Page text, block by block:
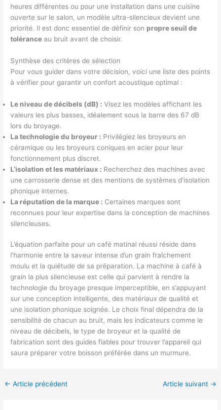
heures différentes ou pour une installation dans une cuisine
ouverte sur le salon, un modèle ultra-silencieux devient une
priorité. Il est donc essentiel de définir son propre seuil de
tolérance au bruit avant de choisir.
Synthèse des critères de sélection
Pour vous guider dans votre décision, voici une liste des points
à vérifier pour garantir un confort acoustique optimal :
Le niveau de décibels (dB) : Visez les modèles affichant les
valeurs les plus basses, idéalement sous la barre des 67 dB
lors du broyage.
La technologie du broyeur : Privilégiez les broyeurs en
céramique ou les broyeurs coniques en acier pour leur
fonctionnement plus discret.
L’isolation et les matériaux : Recherchez des machines avec
une carrosserie dense et des mentions de systèmes d’isolation
phonique internes.
La réputation de la marque : Certaines marques sont
reconnues pour leur expertise dans la conception de machines
silencieuses.
L’équation parfaite pour un café matinal réussi réside dans
l’harmonie entre la saveur intense d’un grain fraîchement
moulu et la quiétude de sa préparation. La machine à café à
grain la plus silencieuse est celle qui parvient à rendre la
technologie du broyage presque imperceptible, en s’appuyant
sur une conception intelligente, des matériaux de qualité et
une isolation phonique soignée. Le choix final dépendra de la
sensibilité de chacun au bruit, mais les indicateurs comme le
niveau de décibels, le type de broyeur et la qualité de
fabrication sont des guides fiables pour trouver l’appareil qui
saura préparer votre boisson préférée dans un murmure.
← Article précédent Article suivant →